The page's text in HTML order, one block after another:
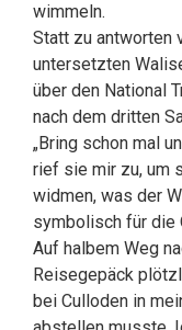
wimmeln.
Statt zu antworten
untersetzten
über den National
nach dem dritten
„Bring schon mal
rief sie mir zu, um
widmen, was der
symbolisch für die
Auf halbem Weg
Reisegepäck
bei Culloden in